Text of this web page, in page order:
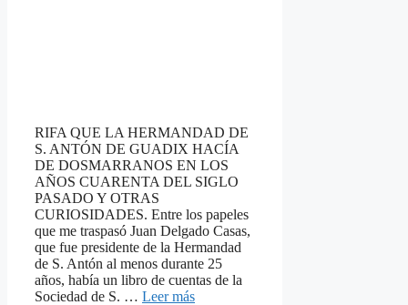
RIFA QUE LA HERMANDAD DE
S. ANTÓN DE GUADIX HACÍA
DE DOSMARRANOS EN LOS
AÑOS CUARENTA DEL SIGLO
PASADO Y OTRAS
CURIOSIDADES. Entre los papeles
que me traspasó Juan Delgado Casas,
que fue presidente de la Hermandad
de S. Antón al menos durante 25
años, había un libro de cuentas de la
Sociedad de S. … Leer más